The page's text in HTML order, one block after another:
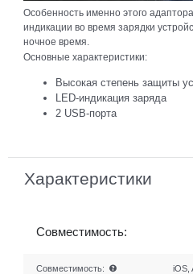
Особенность именно этого
индикации во время зарядки
ночное время.
Основные характеристики:
Высокая степень защиты
LED-индикация заряда
2 USB-порта
Характеристики
Совместимость:
Совместимость: iOS,